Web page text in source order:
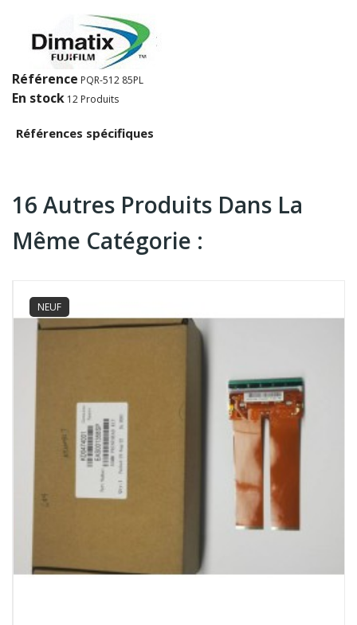
Référence PQR-512 85PL
En stock 12 Produits
Références spécifiques
16 Autres Produits Dans La
Même Catégorie :
NEUF